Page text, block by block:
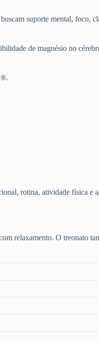
suporte mental, foco,
de magnésio no
rotina, atividade física e
relaxamento. O treonato